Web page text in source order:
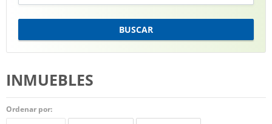
BUSCAR
INMUEBLES
Ordenar por: